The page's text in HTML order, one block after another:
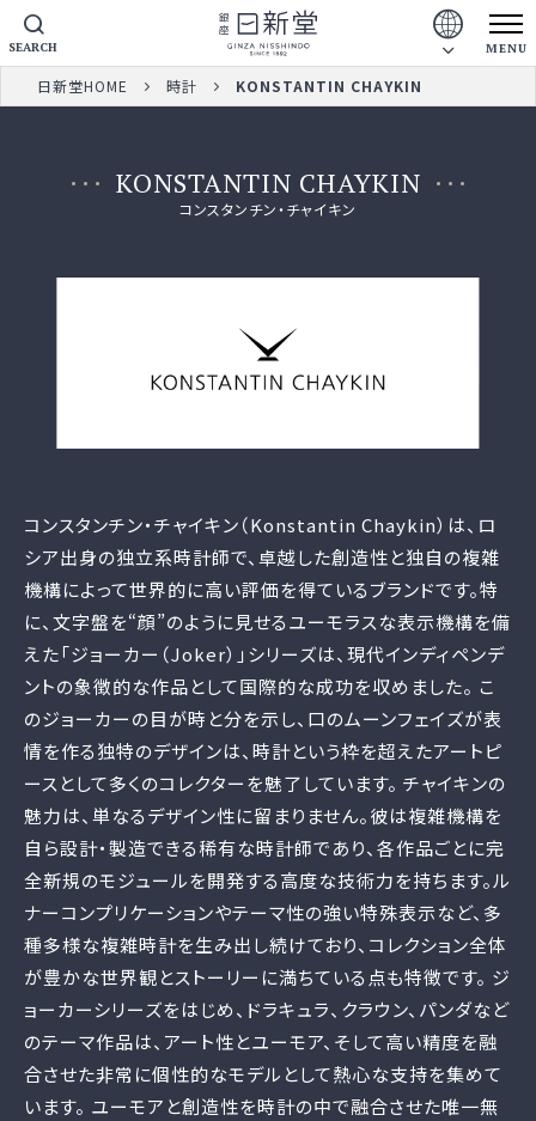
MENU
SEARCH
日新堂HOME 時計 KONSTANTIN CHAYKIN
KONSTANTIN CHAYKIN
コンスタンチン・チャイキン
コンスタンチン・チャイキン（Konstantin Chaykin）は、ロ
シア出身の独立系時計師で、卓越した創造性と独自の複雑
機構によって世界的に高い評価を得ているブランドです。特
に、文字盤を“顔”のように見せるユーモラスな表示機構を備
えた「ジョーカー（Joker）」シリーズは、現代インディペンデ
ントの象徴的な作品として国際的な成功を収めました。 こ
のジョーカーの目が時と分を示し、口のムーンフェイズが表
情を作る独特のデザインは、時計という枠を超えたアートピ
ースとして多くのコレクターを魅了しています。 チャイキンの
魅力は、単なるデザイン性に留まりません。彼は複雑機構を
自ら設計・製造できる稀有な時計師であり、各作品ごとに完
全新規のモジュールを開発する高度な技術力を持ちます。ル
ナーコンプリケーションやテーマ性の強い特殊表示など、多
種多様な複雑時計を生み出し続けており、コレクション全体
が豊かな世界観とストーリーに満ちている点も特徴です。 ジ
ョーカーシリーズをはじめ、ドラキュラ、クラウン、パンダなど
のテーマ作品は、アート性とユーモア、そして高い精度を融
合させた非常に個性的なモデルとして熱心な支持を集めて
います。 ユーモアと創造性を時計の中で融合させた唯一無